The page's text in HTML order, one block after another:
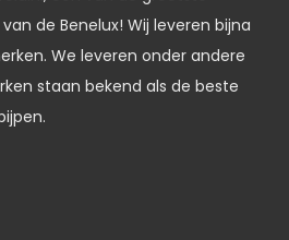
de Benelux! Wij leveren bijna
We leveren onder andere
staan bekend als de beste